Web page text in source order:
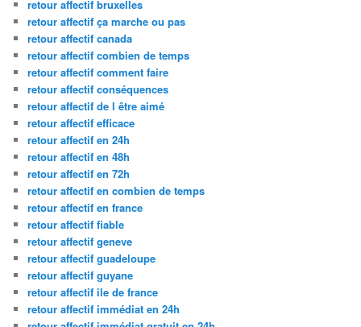
retour affectif bruxelles
retour affectif ça marche ou pas
retour affectif canada
retour affectif combien de temps
retour affectif comment faire
retour affectif conséquences
retour affectif de l être aimé
retour affectif efficace
retour affectif en 24h
retour affectif en 48h
retour affectif en 72h
retour affectif en combien de temps
retour affectif en france
retour affectif fiable
retour affectif geneve
retour affectif guadeloupe
retour affectif guyane
retour affectif ile de france
retour affectif immédiat en 24h